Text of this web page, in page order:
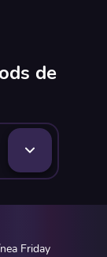
de
Friday